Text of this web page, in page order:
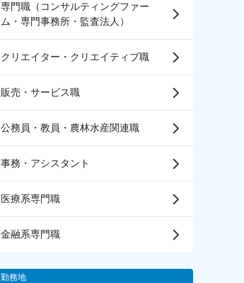
専門職（コンサルティングファー
ム・専門事務所・監査法人）
クリエイター・クリエイティブ職
販売・サービス職
公務員・教員・農林水産関連職
事務・アシスタント
医療系専門職
金融系専門職
勤務地